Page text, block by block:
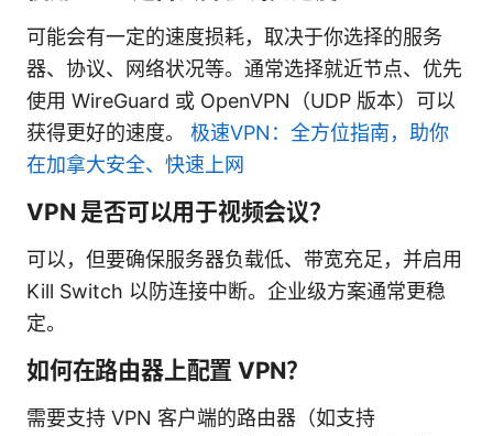
可能会有一定的速度损耗，取决于你选择的服务
器、协议、网络状况等。通常选择就近节点、优先
使用 WireGuard 或 OpenVPN（UDP 版本）可以
获得更好的速度。 极速VPN：全方位指南，助你
在加拿大安全、快速上网
VPN 是否可以用于视频会议？
可以，但要确保服务器负载低、带宽充足，并启用
Kill Switch 以防连接中断。企业级方案通常更稳
定。
如何在路由器上配置 VPN？
需要支持 VPN 客户端的路由器（如支持